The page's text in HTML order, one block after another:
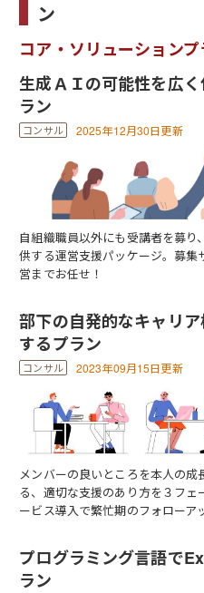
ン
コア・ソリューションプ
生成ＡＩの可能性を広
ラン
2025年12月30日更新
自組織職員以外にも受講者を募
供する運営支援パッケージ。募
営までお任せ！
部下の自発的なキャリ
するプラン
2023年09月15日更新
メンバーの良いところを本人の
る、適切な支援のあり方を３フ
ービス導入で繁忙期のフォローア
プログラミング言語で
ラン